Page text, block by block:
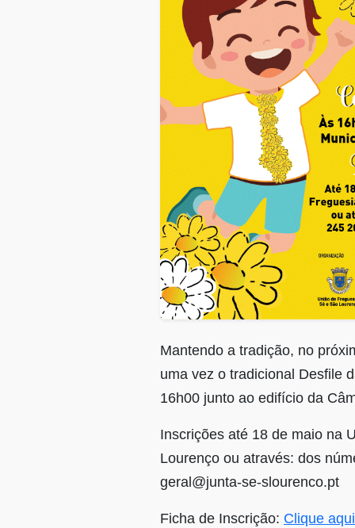
Mantendo a tradição, no
uma vez o tradicional Desfile
16h00 junto ao edifício da
Inscrições até 18 de maio na
Lourenço ou através: dos
geral@junta-se-slourenco.pt
Ficha de Inscrição: Clique aqui